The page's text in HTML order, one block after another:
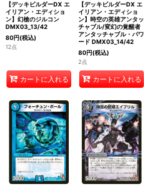
【デッキビルダーDX エ
イリアン・エディショ
ン】幻槍のジルコン
DMX03_13/42
80円(税込)
12点
カートに入れる
【デッキビルダーDX エ
イリアン・エディショ
ン】時空の英雄アンタッ
チャブル/変幻の覚醒者
アンタッチャブル・パワ
ード DMX03_14/42
80円(税込)
2点
カートに入れる